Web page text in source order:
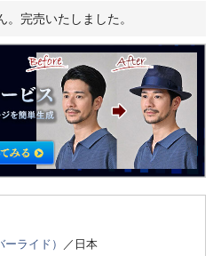
完売いたしました。
ライド）
／日本